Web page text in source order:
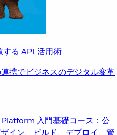
する API 活用術
携でビジネスのデジタル変革
入門基礎コース：公
イン、ビルド、デプロイ、管